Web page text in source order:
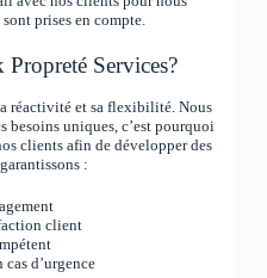
prises en compte.
Services?
réactivité et sa flexibilité. Nous
besoins uniques, c’est pourquoi
clients afin de développer des
:
client
d’urgence